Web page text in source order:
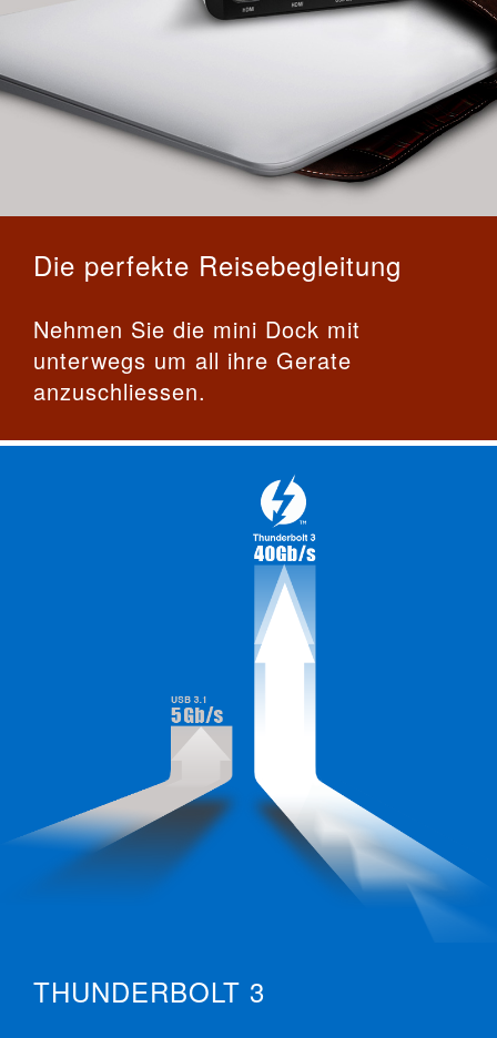
Die perfekte Reisebegleitung
Nehmen Sie die mini Dock mit
unterwegs um all ihre Gerate
anzuschliessen.
THUNDERBOLT 3